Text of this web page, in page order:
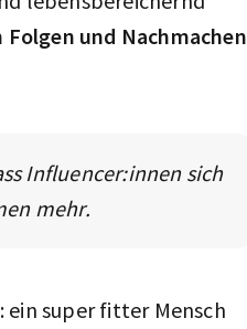
und Nachmachen
Influencer:innen sich
mehr.
ein super fitter Mensch